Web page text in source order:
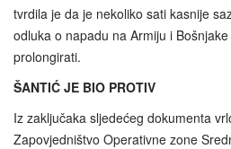
tvrdila je da je nekoliko sati kasnije
odluka o napadu na Armiju i
prolongirati.
ŠANTIĆ JE BIO PROTIV
Iz zaključaka sljedećeg dokumenta
Zapovjedništvo Operativne zone